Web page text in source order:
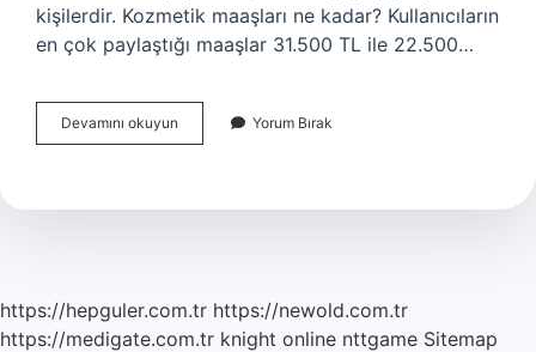
kişilerdir. Kozmetik maaşları ne kadar? Kullanıcıların
en çok paylaştığı maaşlar 31.500 TL ile 22.500…
Devamını okuyun Makeup
Artistler
Kazanır
Yorum Bırak
https://hepguler.com.tr https://newold.com.tr
https://medigate.com.tr knight online nttgame Sitemap